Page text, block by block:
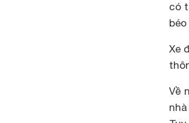
có
Xe
Về